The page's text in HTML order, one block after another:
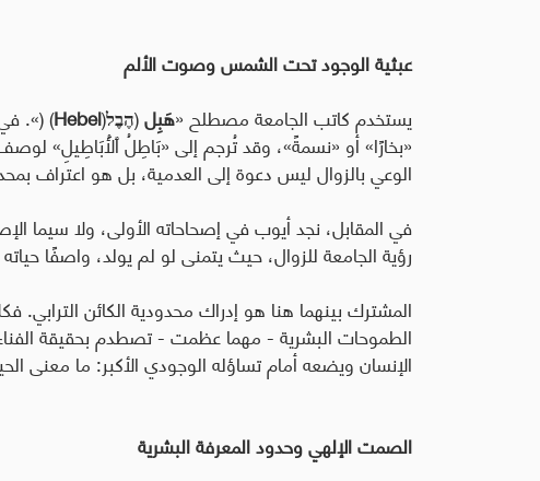
عبثية الوجود تحت الشمس وصوت الألم
يستخدم كاتب الجامعة مصطلح «هَبِل(הֶבֶל(
Hebel
) (
«بخارًا» أو «نسمةً»، وقد تُرجم إلى «بَاطِلُ ٱلْأَبَاطِيلِ» لوصف
الوعي بالزوال ليس دعوة إلى العدمية، بل هو اعتراف
في المقابل، نجد أيوب في إصحاحاته الأولى، ولا سيما
رؤية الجامعة للزوال، حيث يتمنى لو لم يولد، واصفًا حياته
المشترك بينهما هنا هو إدراك محدودية الكائن الترابي.
الطموحات البشرية - مهما عظمت - تصطدم بحقيقة
الإنسان ويضعه أمام تساؤله الوجودي الأكبر: ما معنى
الصمت الإلهي وحدود المعرفة البشرية